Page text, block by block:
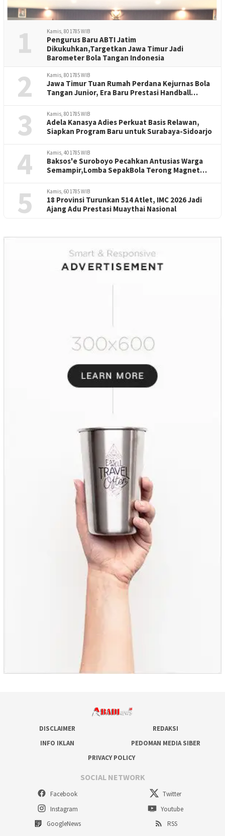
1 Kamis, 80 1785 WIB
Pengurus Baru ABTI Jatim
Dikukuhkan,Targetkan Jawa Timur Jadi
Barometer Bola Tangan Indonesia
2 Kamis, 80 1785 WIB
Jawa Timur Tuan Rumah Perdana Kejurnas Bola
Tangan Junior, Era Baru Prestasi Handball
3 Kamis, 80 1785 WIB
Adela Kanasya Adies Perkuat Basis Relawan,
Siapkan Program Baru untuk Surabaya-Sidoarjo
4 Kamis, 40 1785 WIB
Baksos'e Suroboyo Pecahkan Antusias Warga
Semampir,Lomba SepakBola Terong Magnet
5 Kamis, 60 1785 WIB
18 Provinsi Turunkan 514 Atlet, IMC 2026 Jadi
Ajang Adu Prestasi Muaythai Nasional
DISCLAIMER
REDAKSI
INFO IKLAN
PEDOMAN MEDIA SIBER
PRIVACY POLICY
SOCIAL NETWORK
Facebook
Twitter
Instagram
Youtube
GoogleNews
RSS